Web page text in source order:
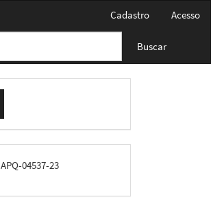
Cadastro Acesso
Buscar
APQ-04537-23